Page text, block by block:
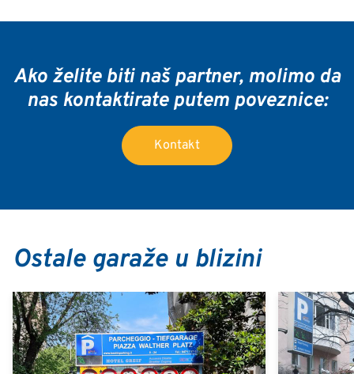
Ako želite biti naš partner, molimo da
nas kontaktirate putem poveznice:
Kontakt
Ostale garaže u blizini